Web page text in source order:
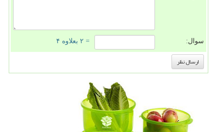
سوال: = ۲ بعلاوه ۴